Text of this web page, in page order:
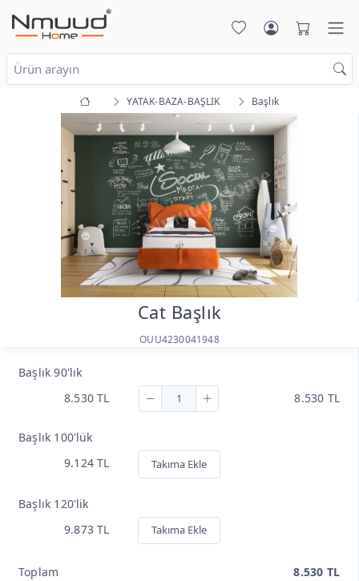
YATAK-BAZA-BAŞLIK Başlık
Cat Başlık
OUU4230041948
Başlık 90'lık
8.530 TL
8.530 TL
Başlık 100'lük
9.124 TL
Takıma Ekle
Başlık 120'lik
9.873 TL
Takıma Ekle
Toplam 8.530 TL